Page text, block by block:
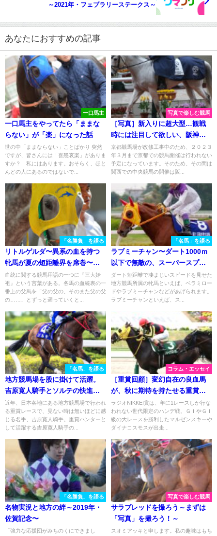
～2021年・フェブラリーステークス～
あなたにおすすめの記事
一口馬主
一口馬主をやってたら「ままな
らない」が「楽」になった話
世の中「ままならない」ことばかり 突然
ですが、皆さんには「喜怒哀楽」がありま
すか？ 私にはあります。おそらく、ほと
んどの人にあるのではないで...
写真で楽しむ競馬
［写真］新入りに超大型…観戦
時には注目して欲しい、阪神競
馬場の誘導馬たち。
京都競馬場が改修工事中のため、２０２３
年３月まで京都での競馬開催は行われない
予定になっています。そのため、その間は
関西での中央競馬の開催は阪...
「名勝負」を語る
リトルゲルダ〜異系の血を持つ
牝馬が夏の短距離界を席巻〜
2014年・北九州記念〜
血統に関する競馬用語の一つに『三大始
祖』という言葉がある。各馬の血統表の一
番上の父馬を「父の父の、そのまた父の父
の……」とずっと遡っていくと...
「名馬」を語る
ラブミーチャン〜ダート1000ｍ
以下で無敵の、スーパースプリ
ンター〜
ダート短距離で凄まじいスピードを見せた
地方競馬所属の牝馬といえば、ベラミロー
ドやラブミーチャンなどがあげられます。
ラブミーチャンといえば、ス...
「名馬」を語る
地方競馬場を股に掛けて活躍。
吉原寛人騎手とソルテの快進撃
を振り返る。
近年、日本各地にある地方競馬場で行われ
る重賞レースで、見ない時は無いほどに感
じる名手、吉原寛人騎手。重賞ハンターと
して活躍する吉原寛人騎手の...
コラム・エッセイ
［重賞回顧］変幻自在の良血馬
が、秋に期待を持たせる重賞初
制覇～2022年・ラジオNIKKEI賞
～
ラジオNIKKEI賞は、年に1レースしか行な
われない世代限定のハンデ戦。ＧＩやＧＩ
級の大レースを勝利したマルゼンスキーや
ダイナコスモスが出走...
「名勝負」を語る
名物実況と地方の絆～2019年・
佐賀記念〜
「強力な応援団がみちのくにできまし
写真で楽しむ競馬
サラブレッドを撮ろう～まずは
「写真」を撮ろう！～
スオミアッキと申します。私の趣味はもち